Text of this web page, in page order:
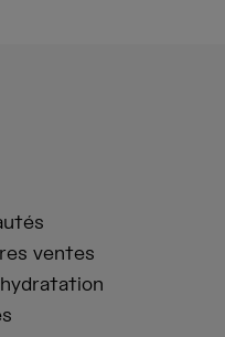
ventes